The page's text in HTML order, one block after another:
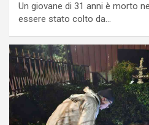
Un giovane di 31 anni è morto
essere stato colto da…